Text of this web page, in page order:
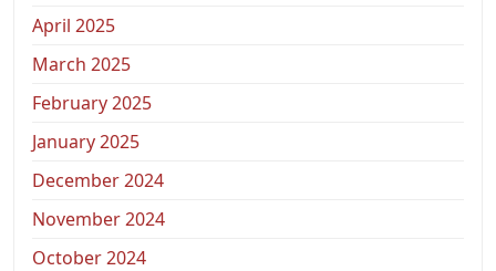
April 2025
March 2025
February 2025
January 2025
December 2024
November 2024
October 2024